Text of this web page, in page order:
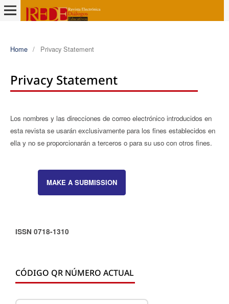
Home / Privacy Statement
Privacy Statement
Los nombres y las direcciones de correo electrónico introducidos en
esta revista se usarán exclusivamente para los fines establecidos en
ella y no se proporcionarán a terceros o para su uso con otros fines.
MAKE A SUBMISSION
ISSN 0718-1310
CÓDIGO QR NÚMERO ACTUAL